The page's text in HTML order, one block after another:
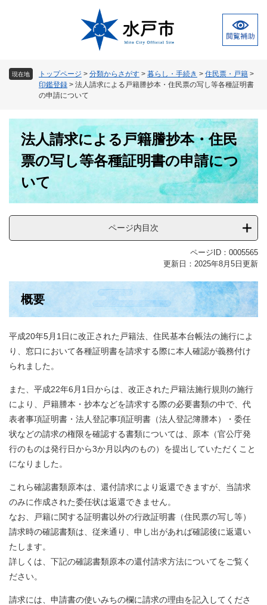
現在地 トップページ > 分類からさがす > 暮らし・手続き > 住民票・戸籍 >
印鑑登録 > 法人請求による戸籍謄抄本・住民票の写し等各種証明書
の申請について
法人請求による戸籍謄抄本・住民
票の写し等各種証明書の申請につ
いて
ページ内目次
ページID：0005565
更新日：2025年8月5日更新
概要
平成20年5月1日に改正された戸籍法、住民基本台帳法の施行によ
り、窓口において各種証明書を請求する際に本人確認が義務付け
られました。
また、平成22年6月1日からは、改正された戸籍法施行規則の施行
により、戸籍謄本・抄本などを請求する際の必要書類の中で、代
表者事項証明書・法人登記事項証明書（法人登記簿謄本）・委任
状などの請求の権限を確認する書類については、原本（官公庁発
行のものは発行日から3か月以内のもの）を提出していただくこと
になりました。
これら確認書類原本は、還付請求により返還できますが、当請求
のみに作成された委任状は返還できません。
なお、戸籍に関する証明書以外の行政証明書（住民票の写し等）
請求時の確認書類は、従来通り、申し出があれば確認後に返還い
たします。
詳しくは、下記の確認書類原本の還付請求方法についてをご覧く
ださい。
請求には、申請書の使いみちの欄に請求の理由を記入してくださ